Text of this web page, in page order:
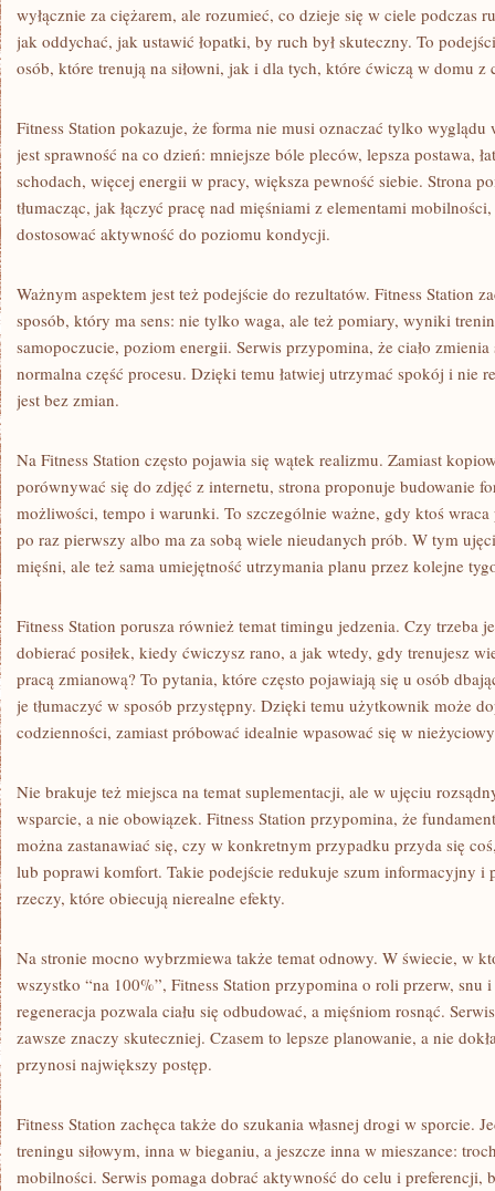
wyłącznie za ciężarem, ale rozumieć, co dzieje się w ciele podczas
jak oddychać, jak ustawić łopatki, by ruch był skuteczny. To
osób, które trenują na siłowni, jak i dla tych, które ćwiczą w domu z
Fitness Station pokazuje, że forma nie musi oznaczać tylko
jest sprawność na co dzień: mniejsze bóle pleców, lepsza postawa,
schodach, więcej energii w pracy, większa pewność siebie. Strona
tłumacząc, jak łączyć pracę nad mięśniami z elementami
dostosować aktywność do poziomu kondycji.
Ważnym aspektem jest też podejście do rezultatów. Fitness Station
sposób, który ma sens: nie tylko waga, ale też pomiary, wyniki
samopoczucie, poziom energii. Serwis przypomina, że ciało
normalna część procesu. Dzięki temu łatwiej utrzymać spokój i nie
jest bez zmian.
Na Fitness Station często pojawia się wątek realizmu. Zamiast
porównywać się do zdjęć z internetu, strona proponuje budowanie
możliwości, tempo i warunki. To szczególnie ważne, gdy ktoś wraca
po raz pierwszy albo ma za sobą wiele nieudanych prób. W tym
mięśni, ale też sama umiejętność utrzymania planu przez kolejne
Fitness Station porusza również temat timingu jedzenia. Czy trzeba
dobierać posiłek, kiedy ćwiczysz rano, a jak wtedy, gdy trenujesz
pracą zmianową? To pytania, które często pojawiają się u osób
je tłumaczyć w sposób przystępny. Dzięki temu użytkownik może
codzienności, zamiast próbować idealnie wpasować się w
Nie brakuje też miejsca na temat suplementacji, ale w ujęciu
wsparcie, a nie obowiązek. Fitness Station przypomina, że
można zastanawiać się, czy w konkretnym przypadku przyda się
lub poprawi komfort. Takie podejście redukuje szum informacyjny i
rzeczy, które obiecują nierealne efekty.
Na stronie mocno wybrzmiewa także temat odnowy. W świecie, w
wszystko “na 100%”, Fitness Station przypomina o roli przerw, snu
regeneracja pozwala ciału się odbudować, a mięśniom rosnąć.
zawsze znaczy skuteczniej. Czasem to lepsze planowanie, a nie
przynosi największy postęp.
Fitness Station zachęca także do szukania własnej drogi w sporcie.
treningu siłowym, inna w bieganiu, a jeszcze inna w mieszance:
mobilności. Serwis pomaga dobrać aktywność do celu i preferencji,